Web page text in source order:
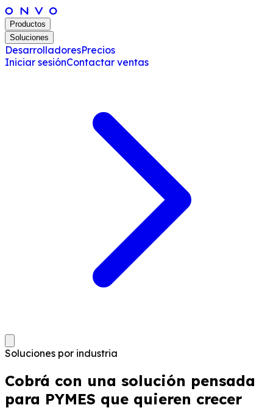
Productos
Soluciones
DesarrolladoresPrecios
Iniciar sesiónContactar ventas
Soluciones por industria
Cobrá con una solución pensada
para PYMES que quieren crecer